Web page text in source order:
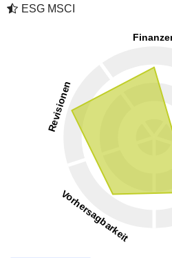
ESG MSCI